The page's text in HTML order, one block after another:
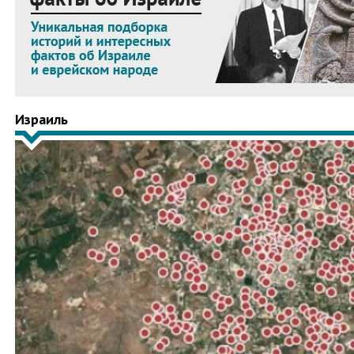
Израиль